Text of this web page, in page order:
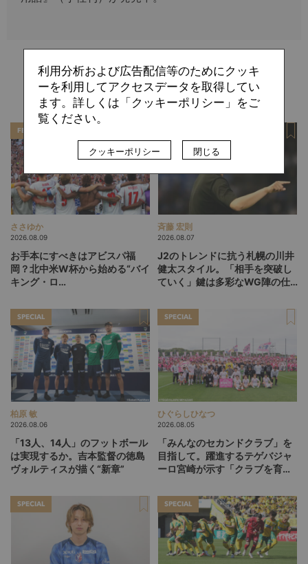
関連記事
FEATURE
ささゆか
2026.08.09
お手本にすべきはアビスパ福
岡？北中米W杯から始める“バイ
キング・ロ
探す旅
斉藤 宏則
2026.08.07
J2のトレンドに抗う札幌の川井
健太スタイル。「相手を突破し
ていく」鍵は多彩なWG陣の仕
SPECIAL
柏原 敏
2026.08.06
「13人、14人」のフットボール
は実現するか。吉本監督の徳島
ヴォルティスが描く“新章”
SPECIAL
ひぐらしひなつ
2026.08.05
「みんなのセカンドクラブ」を
目指して。躍進するテゲバジャ
ーロ宮崎が示す「クラブを育て
SPECIAL SPECIAL
利用分析および広告配信等のためにクッキ
ーを利用してアクセスデータを取得してい
ます。詳しくは「クッキーポリシー」をご
覧ください。
クッキーポリシー 閉じる